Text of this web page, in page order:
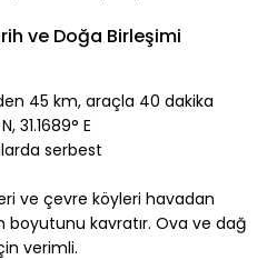
ve Doğa Birleşimi
45 km, araçla 40 dakika
31.1689° E
serbest
ve çevre köyleri havadan
boyutunu kavratır. Ova ve dağ
verimli.